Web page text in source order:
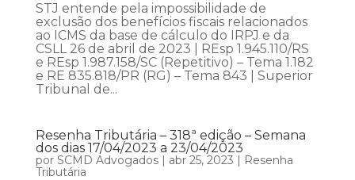
STJ entende pela impossibilidade de
exclusão dos benefícios fiscais relacionados
ao ICMS da base de cálculo do IRPJ e da
CSLL 26 de abril de 2023 | REsp 1.945.110/RS
e REsp 1.987.158/SC (Repetitivo) – Tema 1.182
e RE 835.818/PR (RG) – Tema 843 | Superior
Tribunal de...
Resenha Tributária – 318ª edição – Semana
dos dias 17/04/2023 a 23/04/2023
por SCMD Advogados| abr 25, 2023 | Resenha
Tributária